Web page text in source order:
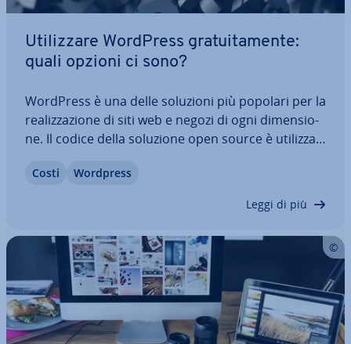
Uti­liz­za­re WordPress gra­tui­ta­men­te:
quali opzioni ci sono?
WordPress è una delle soluzioni più popolari per la
rea­liz­za­zio­ne di siti web e negozi di ogni di­men­sio­
ne. Il codice della soluzione open source è uti­liz­za­
WordPress è gratuito, sebbene con rigide re­stri­
Costi Wordpress
Leggi di più